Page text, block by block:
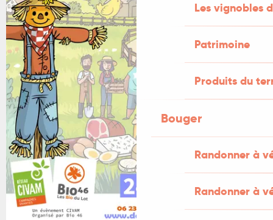
Les vignobles
Patrimoine
Produits du
Bouger
Randonner à
Randonner à